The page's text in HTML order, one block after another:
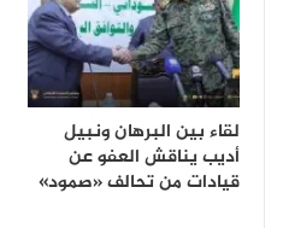
لقاء بين البرهان ونبيل
أديب يناقش العفو عن
قيادات من تحالف «صمود»